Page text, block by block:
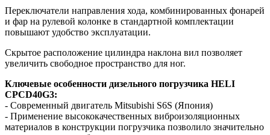
Переключатели направления хода, комбинированных фонарей
и фар на рулевой колонке в стандартной комплектации
повышают удобство эксплуатации.
Скрытое расположение цилиндра наклона вил позволяет
увеличить свободное пространство для ног.
Ключевые особенности дизельного погрузчика HELI
CPCD40G3:
- Современный двигатель Mitsubishi S6S (Япония)
- Применение высококачественных виброизоляционных
материалов в конструкции погрузчика позволило значительно